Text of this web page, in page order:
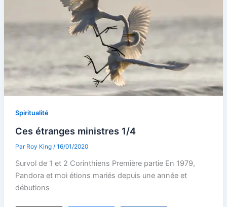
Spiritualité
Ces étranges ministres 1/4
Par Roy King / 16/01/2020
Survol de 1 et 2 Corinthiens Première partie En 1979,
Pandora et moi étions mariés depuis une année et
débutions